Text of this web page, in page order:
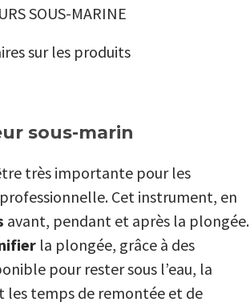
SOUS-MARINE
sur les produits
sous-marin
très importante pour les
Cet instrument, en
avant, pendant et après la plongée.
la plongée, grâce à des
pour rester sous l’eau, la
les temps de remontée et de